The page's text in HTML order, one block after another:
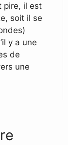
pire, il est
soit il se
y a une
de
une